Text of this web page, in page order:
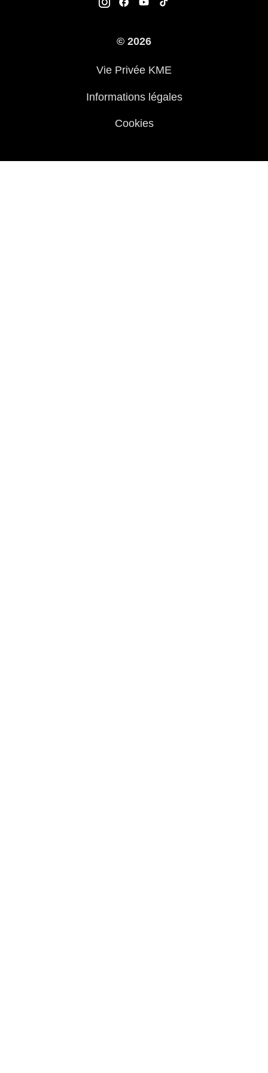
Kawasaki Road Assistance
Questions Fréquemment Posées
© 2026
Vie Privée KME
Informations légales
Cookies